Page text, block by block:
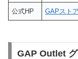
公式HP GAPスト
GAP Outlet